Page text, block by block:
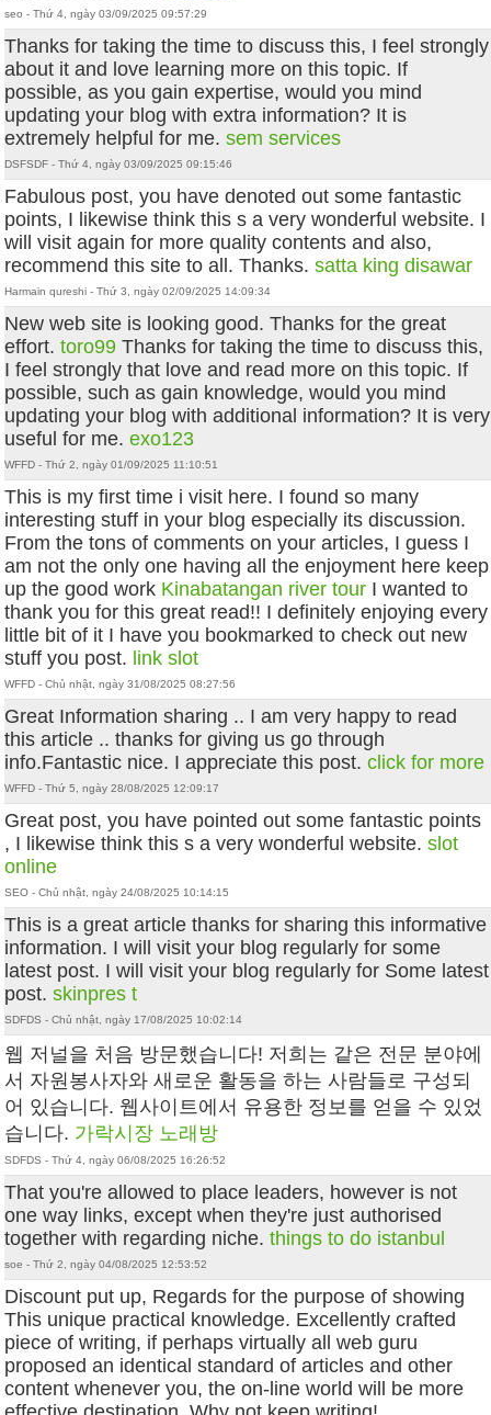
seo - Thứ 4, ngày 03/09/2025 09:57:29
Thanks for taking the time to discuss this, I feel strongly
about it and love learning more on this topic. If
possible, as you gain expertise, would you mind
updating your blog with extra information? It is
extremely helpful for me.sem services
DSFSDF - Thứ 4, ngày 03/09/2025 09:15:46
Fabulous post, you have denoted out some fantastic
points, I likewise think this s a very wonderful website. I
will visit again for more quality contents and also,
recommend this site to all. Thanks.satta king disawar
Harmain qureshi - Thứ 3, ngày 02/09/2025 14:09:34
New web site is looking good. Thanks for the great
effort.toro99 Thanks for taking the time to discuss this,
I feel strongly that love and read more on this topic. If
possible, such as gain knowledge, would you mind
updating your blog with additional information? It is very
useful for me.exo123
WFFD - Thứ 2, ngày 01/09/2025 11:10:51
This is my first time i visit here. I found so many
interesting stuff in your blog especially its discussion.
From the tons of comments on your articles, I guess I
am not the only one having all the enjoyment here keep
up the good work Kinabatangan river tour I wanted to
thank you for this great read!! I definitely enjoying every
little bit of it I have you bookmarked to check out new
stuff you post. link slot
WFFD - Chủ nhật, ngày 31/08/2025 08:27:56
Great Information sharing .. I am very happy to read
this article .. thanks for giving us go through
info.Fantastic nice. I appreciate this post.click for more
WFFD - Thứ 5, ngày 28/08/2025 12:09:17
Great post, you have pointed out some fantastic points
, I likewise think this s a very wonderful website.slot
online
SEO - Chủ nhật, ngày 24/08/2025 10:14:15
This is a great article thanks for sharing this informative
information. I will visit your blog regularly for some
latest post. I will visit your blog regularly for Some latest
post.skinpres t
SDFDS - Chủ nhật, ngày 17/08/2025 10:02:14
웹 저널을 처음 방문했습니다! 저희는 같은 전문 분야에
서 자원봉사자와 새로운 활동을 하는 사람들로 구성되
어 있습니다. 웹사이트에서 유용한 정보를 얻을 수 있었
습니다. 가락시장 노래방
SDFDS - Thứ 4, ngày 06/08/2025 16:26:52
That you're allowed to place leaders, however is not
one way links, except when they're just authorised
together with regarding niche.things to do istanbul
soe - Thứ 2, ngày 04/08/2025 12:53:52
Discount put up, Regards for the purpose of showing
This unique practical knowledge. Excellently crafted
piece of writing, if perhaps virtually all web guru
proposed an identical standard of articles and other
content whenever you, the on-line world will be more